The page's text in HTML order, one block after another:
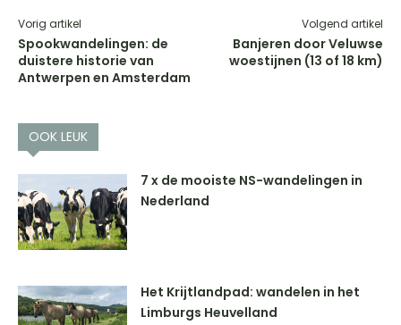
Vorig artikel
Spookwandelingen: de
duistere historie van
Antwerpen en Amsterdam
Volgend artikel
Banjeren door Veluwse
woestijnen (13 of 18 km)
OOK LEUK
7 x de mooiste NS-wandelingen in
Nederland
Het Krijtlandpad: wandelen in het
Limburgs Heuvelland